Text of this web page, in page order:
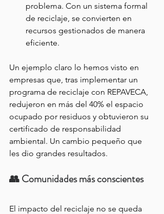
problema. Con un sistema formal
de reciclaje, se convierten en
recursos gestionados de manera
eficiente.
Un ejemplo claro lo hemos visto en
empresas que, tras implementar un
programa de reciclaje con REPAVECA,
redujeron en más del 40% el espacio
ocupado por residuos y obtuvieron su
certificado de responsabilidad
ambiental. Un cambio pequeño que
les dio grandes resultados.
👥 Comunidades más conscientes
El impacto del reciclaje no se queda